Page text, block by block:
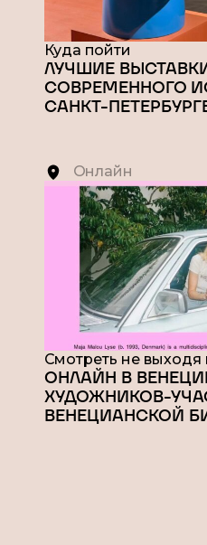
Куда пойти
ЛУЧШИЕ
СОВРЕМЕННОГО
САНКТ-
Онлайн
Смотреть не выходя
ОНЛАЙН В
ХУДОЖНИКОВ-
ВЕНЕЦИАНСКОЙ